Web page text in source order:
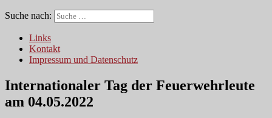
Suche nach:
Links
Kontakt
Impressum und Datenschutz
Internationaler Tag der Feuerwehrleute
am 04.05.2022